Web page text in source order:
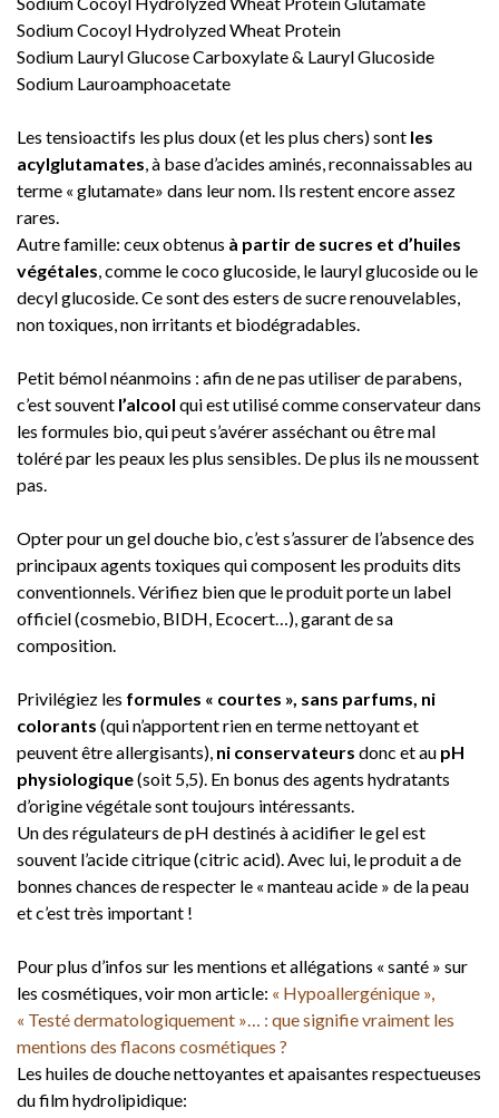
Sodium Cocoyl Hydrolyzed Wheat Protein
Sodium Lauryl Glucose Carboxylate & Lauryl Glucoside
Sodium Lauroamphoacetate
Les tensioactifs les plus doux (et les plus chers) sont les
acylglutamates, à base d’acides aminés, reconnaissables au
terme « glutamate» dans leur nom. Ils restent encore assez
rares.
Autre famille: ceux obtenus à partir de sucres et d’huiles
végétales, comme le coco glucoside, le lauryl glucoside ou le
decyl glucoside. Ce sont des esters de sucre renouvelables,
non toxiques, non irritants et biodégradables.
Petit bémol néanmoins : afin de ne pas utiliser de parabens,
c’est souvent l’alcool qui est utilisé comme conservateur dans
les formules bio, qui peut s’avérer asséchant ou être mal
toléré par les peaux les plus sensibles. De plus ils ne moussent
pas.
Opter pour un gel douche bio, c’est s’assurer de l’absence des
principaux agents toxiques qui composent les produits dits
conventionnels. Vérifiez bien que le produit porte un label
officiel (cosmebio, BIDH, Ecocert…), garant de sa
composition.
Privilégiez les formules « courtes », sans parfums, ni
colorants (qui n’apportent rien en terme nettoyant et
peuvent être allergisants), ni conservateurs donc et au pH
physiologique(soit 5,5). En bonus des agents hydratants
d’origine végétale sont toujours intéressants.
Un des régulateurs de pH destinés à acidifier le gel est
souvent l’acide citrique (citric acid). Avec lui, le produit a de
bonnes chances de respecter le « manteau acide » de la peau
et c’est très important !
Pour plus d’infos sur les mentions et allégations « santé » sur
les cosmétiques, voir mon article: « Hypoallergénique »,
« Testé dermatologiquement »… : que signifie vraiment les
mentions des flacons cosmétiques ?
Les huiles de douche nettoyantes et apaisantes respectueuses
du film hydrolipidique: